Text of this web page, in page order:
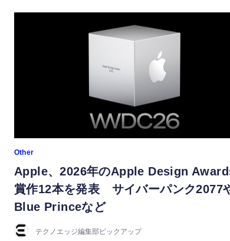
Other
Apple、2026年のApple Design
賞作12本を発表 サイバーパンク2077
Blue Princeなど
テクノエッジ編集部ピックアップ